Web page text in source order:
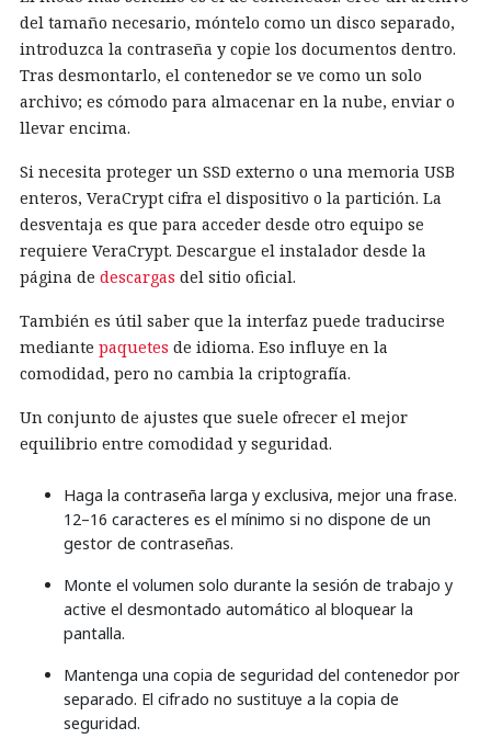
del tamaño necesario, móntelo como un disco separado,
introduzca la contraseña y copie los documentos dentro.
Tras desmontarlo, el contenedor se ve como un solo
archivo; es cómodo para almacenar en la nube, enviar o
llevar encima.
Si necesita proteger un SSD externo o una memoria USB
enteros, VeraCrypt cifra el dispositivo o la partición. La
desventaja es que para acceder desde otro equipo se
requiere VeraCrypt. Descargue el instalador desde la
página de descargas del sitio oficial.
También es útil saber que la interfaz puede traducirse
mediante paquetes de idioma. Eso influye en la
comodidad, pero no cambia la criptografía.
Un conjunto de ajustes que suele ofrecer el mejor
equilibrio entre comodidad y seguridad.
Haga la contraseña larga y exclusiva, mejor una frase.
12–16 caracteres es el mínimo si no dispone de un
gestor de contraseñas.
Monte el volumen solo durante la sesión de trabajo y
active el desmontado automático al bloquear la
pantalla.
Mantenga una copia de seguridad del contenedor por
separado. El cifrado no sustituye a la copia de
seguridad.